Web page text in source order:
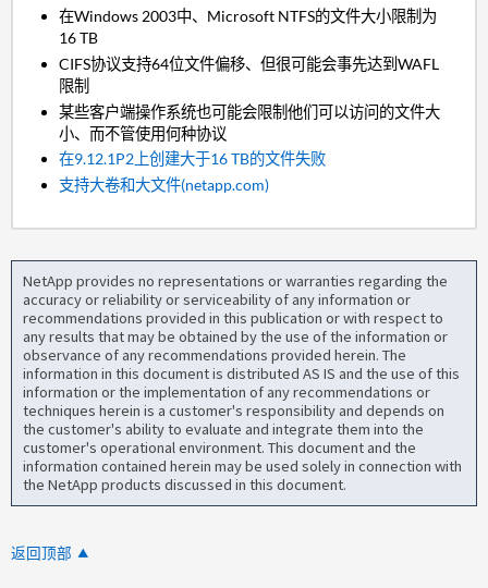
在Windows 2003中、Microsoft NTFS的文件大小限制为
16 TB
CIFS协议支持64位文件偏移、但很可能会事先达到WAFL
限制
某些客户端操作系统也可能会限制他们可以访问的文件大
小、而不管使用何种协议
在9.12.1P2上创建大于16 TB的文件失败
支持大卷和大文件(netapp.com)
NetApp provides no representations or warranties regarding the
accuracy or reliability or serviceability of any information or
recommendations provided in this publication or with respect to
any results that may be obtained by the use of the information or
observance of any recommendations provided herein. The
information in this document is distributed AS IS and the use of this
information or the implementation of any recommendations or
techniques herein is a customer's responsibility and depends on
the customer's ability to evaluate and integrate them into the
customer's operational environment. This document and the
information contained herein may be used solely in connection with
the NetApp products discussed in this document.
返回顶部